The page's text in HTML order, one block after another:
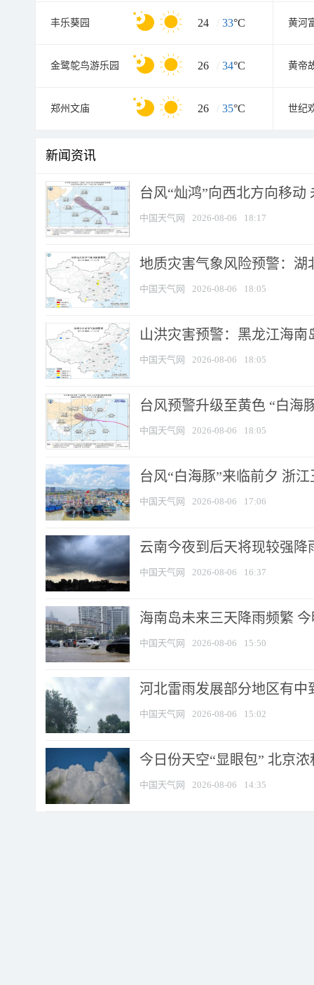
丰乐葵园 24 / 33°C 黄河
金鹭鸵鸟游乐园 26 / 34°C 黄帝
郑州文庙 26 / 35°C 世纪
新闻资讯
台风“灿鸿”向西北方向移动
中国天气网 2026-08-06 18:17
地质灾害气象风险预警：湖
中国天气网 2026-08-06 18:05
山洪灾害预警：黑龙江海
中国天气网 2026-08-06 18:05
台风预警升级至黄色 “白海
中国天气网 2026-08-06 18:05
台风“白海豚”来临前夕 浙
中国天气网 2026-08-06 17:06
云南今夜到后天将现较强降
中国天气网 2026-08-06 16:37
海南岛未来三天降雨频繁
中国天气网 2026-08-06 15:50
河北雷雨发展部分地区有中
中国天气网 2026-08-06 15:02
今日份天空“显眼包” 北京
中国天气网 2026-08-06 14:35